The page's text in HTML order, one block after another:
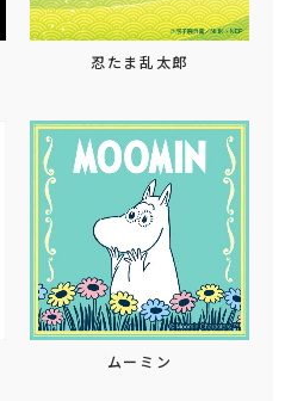
忍たま乱太郎
ムーミン